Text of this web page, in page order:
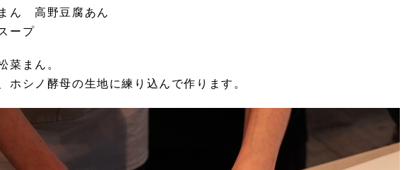
ん 高野豆腐あん
ープ
菜まん。
ホシノ酵母の生地に練り込んで作ります。